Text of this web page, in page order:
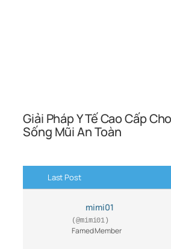
Giải Pháp Y Tế Cao Cấp
Sống Mũi An Toàn
Last Post
mimi01
(@mimi01)
Famed Member